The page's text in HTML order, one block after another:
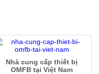
Nhà cung cấp thiết bị
OMFB tại Việt Nam